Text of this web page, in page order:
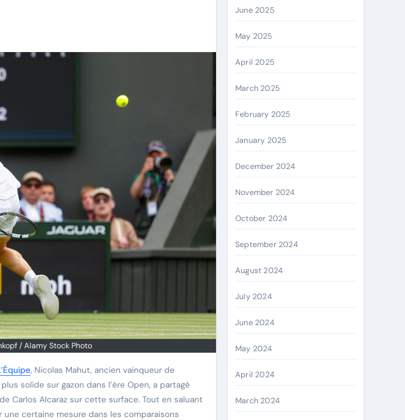
/ Alamy Stock Photo
, Nicolas Mahut, ancien vainqueur de
solide sur gazon dans l’ère Open, a partagé
Carlos Alcaraz sur cette surface. Tout en saluant
certaine mesure dans les comparaisons
June 2025
May 2025
April 2025
March 2025
February 2025
January 2025
December 2024
November 2024
October 2024
September 2024
August 2024
July 2024
June 2024
May 2024
April 2024
March 2024